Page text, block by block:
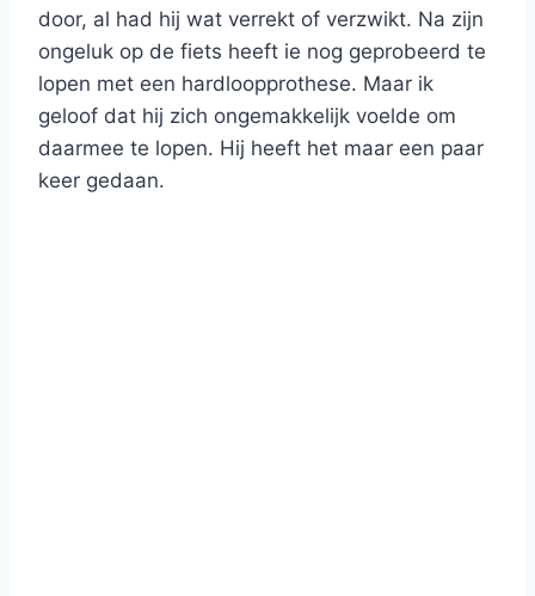
door, al had hij wat verrekt of verzwikt. Na zijn
ongeluk op de fiets heeft ie nog geprobeerd te
lopen met een hardloopprothese. Maar ik
geloof dat hij zich ongemakkelijk voelde om
daarmee te lopen. Hij heeft het maar een paar
keer gedaan.